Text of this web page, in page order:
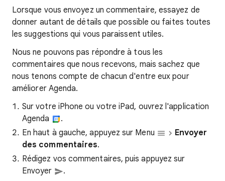
Lorsque vous envoyez un commentaire, essayez de
donner autant de détails que possible ou faites toutes
les suggestions qui vous paraissent utiles.
Nous ne pouvons pas répondre à tous les
commentaires que nous recevons, mais sachez que
nous tenons compte de chacun d'entre eux pour
améliorer Agenda.
Sur votre iPhone ou votre iPad, ouvrez l'application
Agenda
.
En haut à gauche, appuyez sur Menu
Envoyer
des commentaires.
Rédigez vos commentaires, puis appuyez sur
Envoyer
.